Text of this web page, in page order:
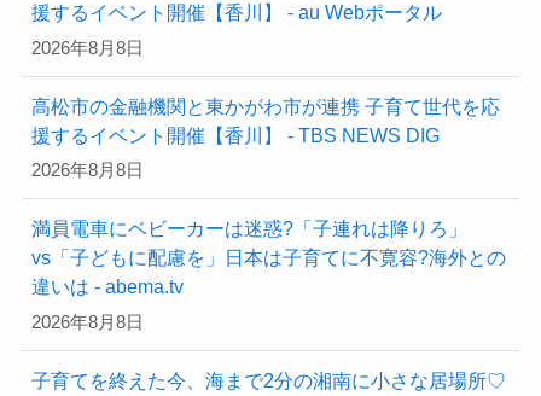
援するイベント開催【香川】 - au Webポータル
2026年8月8日
高松市の金融機関と東かがわ市が連携 子育て世代を応
援するイベント開催【香川】 - TBS NEWS DIG
2026年8月8日
満員電車にベビーカーは迷惑?「子連れは降りろ」
vs「子どもに配慮を」日本は子育てに不寛容?海外との
違いは - abema.tv
2026年8月8日
子育てを終えた今、海まで2分の湘南に小さな居場所♡